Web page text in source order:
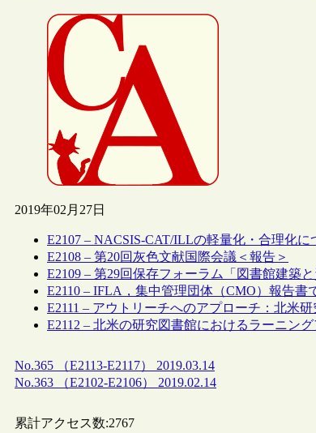
2019年02月27日
E2107 – NACSIS-CAT/ILLの軽量化・合理化に
E2108 – 第20回灰色文献国際会議＜報告＞
E2109 – 第29回保存フォーラム「図書館建築
E2110 – IFLA，集中管理団体（CMO）報告書
E2111 – アウトリーチへのアプローチ：北米
E2112 – 北米の研究図書館におけるラーニン
No.365 （E2113-E2117） 2019.03.14
No.363 （E2102-E2106） 2019.02.14
累計アクセス数:2767